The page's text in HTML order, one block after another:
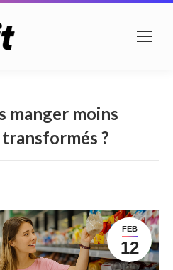
manger moins
transformés ?
FEB
12